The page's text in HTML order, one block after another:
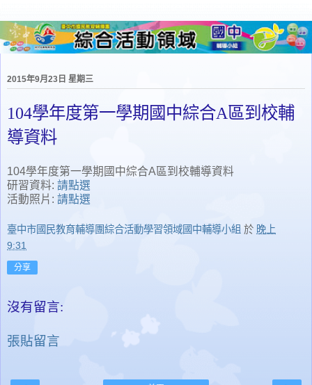
2015年9月23日 星期三
104學年度第一學期國中綜合A區到校輔
導資料
104學年度第一學期國中綜合A區到校輔導資料
研習資料: 請點選
活動照片: 請點選
臺中市國民教育輔導團綜合活動學習領域國中輔導小組 於 晚上
9:31
分享
沒有留言:
張貼留言